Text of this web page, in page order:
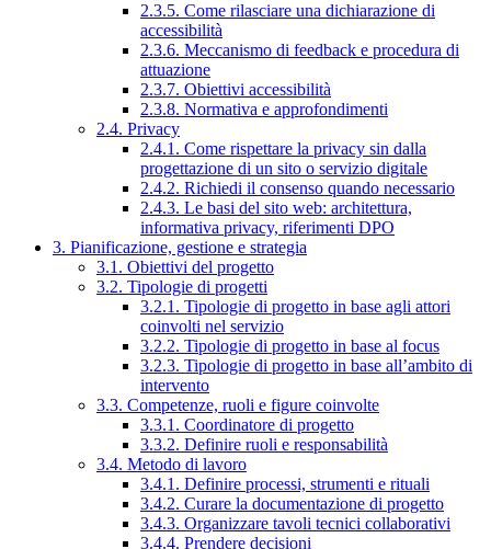
2.3.5. Come rilasciare una dichiarazione di
accessibilità
2.3.6. Meccanismo di feedback e procedura di
attuazione
2.3.7. Obiettivi accessibilità
2.3.8. Normativa e approfondimenti
2.4. Privacy
2.4.1. Come rispettare la privacy sin dalla
progettazione di un sito o servizio digitale
2.4.2. Richiedi il consenso quando necessario
2.4.3. Le basi del sito web: architettura,
informativa privacy, riferimenti DPO
3. Pianificazione, gestione e strategia
3.1. Obiettivi del progetto
3.2. Tipologie di progetti
3.2.1. Tipologie di progetto in base agli attori
coinvolti nel servizio
3.2.2. Tipologie di progetto in base al focus
3.2.3. Tipologie di progetto in base all’ambito di
intervento
3.3. Competenze, ruoli e figure coinvolte
3.3.1. Coordinatore di progetto
3.3.2. Definire ruoli e responsabilità
3.4. Metodo di lavoro
3.4.1. Definire processi, strumenti e rituali
3.4.2. Curare la documentazione di progetto
3.4.3. Organizzare tavoli tecnici collaborativi
3.4.4. Prendere decisioni